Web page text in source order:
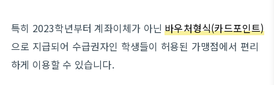
특히 2023학년부터 계좌이체가 아닌바우처형식(카드포인트)
으로 지급되어 수급권자인 학생들이 허용된 가맹점에서 편리
하게 이용할 수 있습니다.